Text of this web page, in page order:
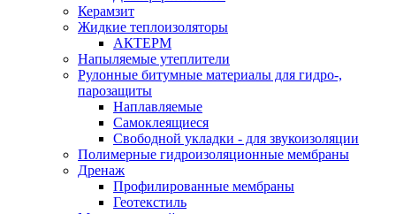
Керамзит
Жидкие теплоизоляторы
АКТЕРМ
Напыляемые утеплители
Рулонные битумные материалы для гидро-,
парозащиты
Наплавляемые
Самоклеящиеся
Свободной укладки - для звукоизоляции
Полимерные гидроизоляционные мембраны
Дренаж
Профилированные мембраны
Геотекстиль